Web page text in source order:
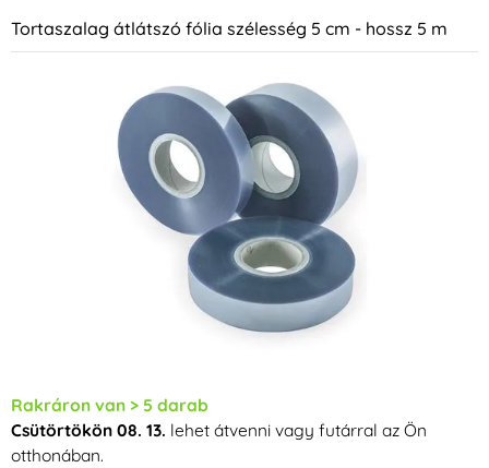
Tortaszalag átlátszó fólia szélesség 5 cm - hossz 5 m
Rakráron van > 5 darab
Csütörtökön 08. 13. lehet átvenni vagy futárral az Ön
otthonában.